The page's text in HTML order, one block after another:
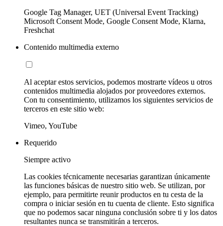
Google Tag Manager, UET (Universal Event Tracking)
Microsoft Consent Mode, Google Consent Mode, Klarna,
Freshchat
Contenido multimedia externo
Al aceptar estos servicios, podemos mostrarte vídeos u otros
contenidos multimedia alojados por proveedores externos.
Con tu consentimiento, utilizamos los siguientes servicios de
terceros en este sitio web:
Vimeo, YouTube
Requerido
Siempre activo
Las cookies técnicamente necesarias garantizan únicamente
las funciones básicas de nuestro sitio web. Se utilizan, por
ejemplo, para permitirte reunir productos en tu cesta de la
compra o iniciar sesión en tu cuenta de cliente. Esto significa
que no podemos sacar ninguna conclusión sobre ti y los datos
resultantes nunca se transmitirán a terceros.